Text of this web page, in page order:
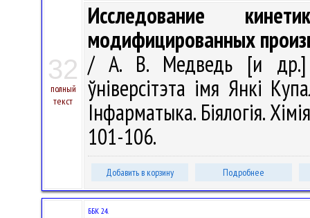
32
полный
текст
Исследование
модифицированных
/ А. В. Медведь [и др.] //
ўніверсітэта імя Янкі
Інфарматыка. Біялогія.
101-106.
Добавить в корзину Подробнее
ББК 24.